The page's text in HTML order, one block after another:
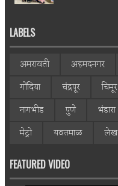
LABELS
अमरावती अहमदनगर
गोंदिया
चंद्रपूर चिमूर
नागभीड
पुणे भंडारा
मेट्रो
यवतमाळ लेख
FEATURED VIDEO